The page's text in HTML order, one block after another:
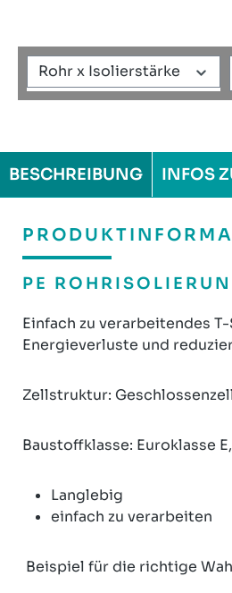
Rohr x Isolierstärke
BESCHREIBUNG INFOS
PE
Einfach zu verarbeitendes
Energieverluste und
Zellstruktur:
Baustoffklasse: Euroklasse
Langlebig
einfach zu verarbeiten
Beispiel für die richtige